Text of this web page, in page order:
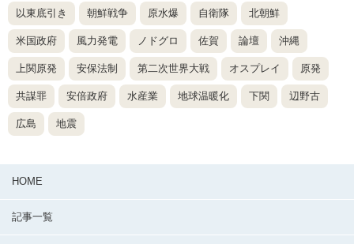
以東底引き 朝鮮戦争 原水爆 自衛隊 北朝鮮
米国政府 風力発電 ノドグロ 佐賀 論壇 沖縄
上関原発 安保法制 第二次世界大戦 オスプレイ 原発
共謀罪 安倍政府 水産業 地球温暖化 下関 辺野古
広島 地震
HOME
記事一覧